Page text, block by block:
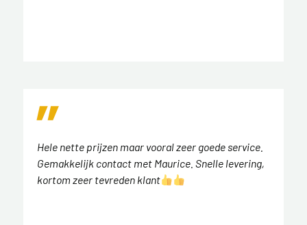
Hele nette prijzen maar vooral zeer goede service.
Gemakkelijk contact met Maurice. Snelle levering,
kortom zeer tevreden klant